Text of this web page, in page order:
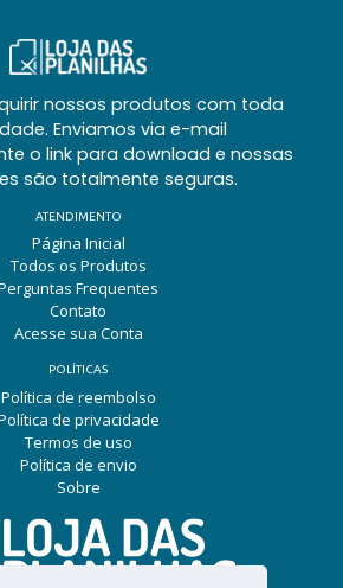
nossos produtos com toda
Enviamos via e-mail
o link para download e nossas
são totalmente seguras.
ATENDIMENTO
Página Inicial
Todos os Produtos
Frequentes
Contato
Acesse sua Conta
POLÍTICAS
Política de reembolso
de privacidade
Termos de uso
Política de envio
Sobre